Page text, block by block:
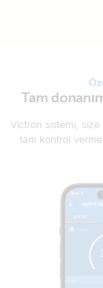
Tam
Victron sistemi,
tam kontrol